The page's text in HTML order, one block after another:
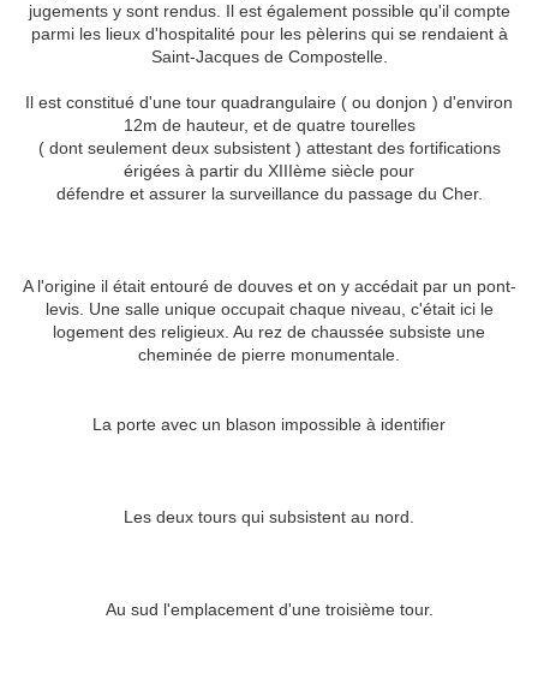
jugements y sont rendus. Il est également possible qu'il compte
parmi les lieux d'hospitalité pour les pèlerins qui se rendaient à
Saint-Jacques de Compostelle.
Il est constitué d'une tour quadrangulaire ( ou donjon ) d'environ
12m de hauteur, et de quatre tourelles
( dont seulement deux subsistent ) attestant des fortifications
érigées à partir du XIIIème siècle pour
défendre et assurer la surveillance du passage du Cher.
A l'origine il était entouré de douves et on y accédait par un pont-
levis. Une salle unique occupait chaque niveau, c'était ici le
logement des religieux. Au rez de chaussée subsiste une
cheminée de pierre monumentale.
La porte avec un blason impossible à identifier
Les deux tours qui subsistent au nord.
Au sud l'emplacement d'une troisième tour.